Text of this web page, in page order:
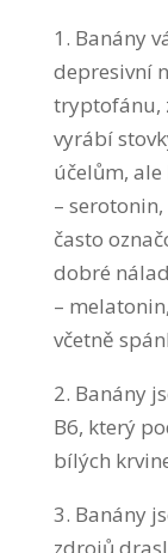
1. Banány
depresivní
tryptofánu,
vyrábí
účelům,
–
často
dobré
–
včetně
2. Banány
B6, který
bílých
3. Banány